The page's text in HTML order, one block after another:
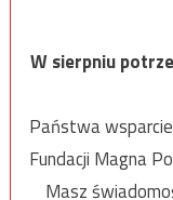
W sierpniu
Państwa
Fundacji Magna
Masz